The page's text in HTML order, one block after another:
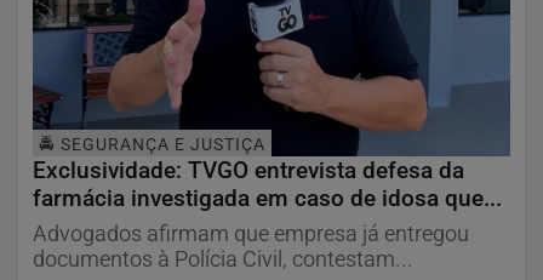
🚔 SEGURANÇA E JUSTIÇA
Exclusividade: TVGO entrevista defesa da
farmácia investigada em caso de idosa que...
Advogados afirmam que empresa já entregou
documentos à Polícia Civil, contestam...